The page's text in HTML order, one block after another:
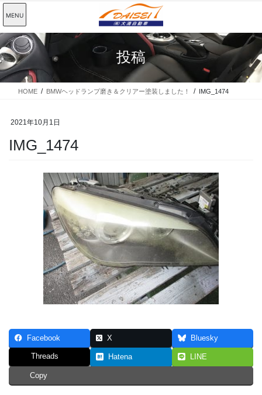
コ
ン
ン
ツ
に
移
ナ
ビ
ー
シ
ョ
ン
投稿
HOME BMWヘッドランプ磨き＆クリアー塗装しました！ IMG_1474
2021年10月1日
IMG_1474
Facebook X Bluesky
Threads Hatena LINE
Copy
MENU